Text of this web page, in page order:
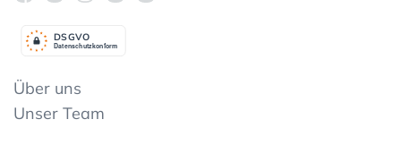
Datenschutzkonform
DSGVO
Über uns
Unser Team